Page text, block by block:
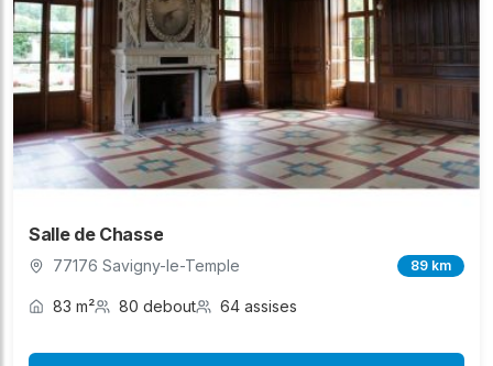
Salle de Chasse
77176 Savigny-le-Temple 89 km
83 m² 80 debout 64 assises